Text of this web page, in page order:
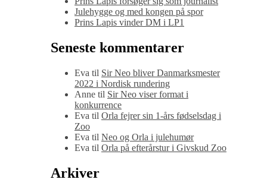
Julehygge og med kongen på spor
Prins Lapis vinder DM i LP1
Seneste kommentarer
Eva til Sir Neo bliver Danmarksmester
2022 i Nordisk rundering
Anne til Sir Neo viser format i
konkurrence
Eva til Orla fejrer sin 1-års fødselsdag i
Zoo
Eva til Neo og Orla i julehumør
Eva til Orla på efterårstur i Givskud Zoo
Arkiver